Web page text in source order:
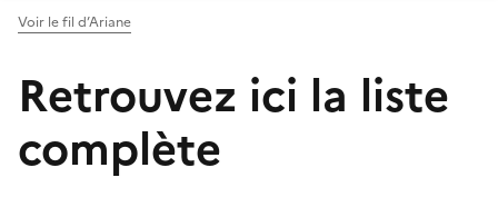
Voir le fil d’Ariane
Retrouvez ici la liste
complète